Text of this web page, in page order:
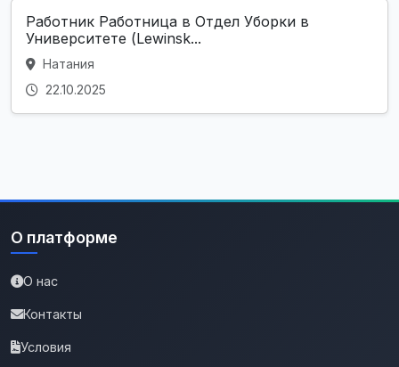
Работник Работница в Отдел Уборки в
Университете (Lewinsk...
Натания
22.10.2025
О платформе
О нас
Контакты
Условия